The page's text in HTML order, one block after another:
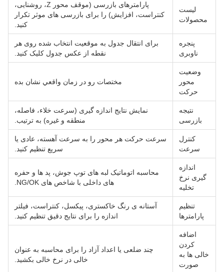
لیست
محصولات
پارامترهای بازرسی (موقف محور Z، روشنایی،
کنتراست، افزایش) را برای بازرسی های موثر تکرار
کنید.
پنجره
ناوبری
برای انتقال جدول به موقعیت انتخاب شده روی هر
نقطه از عکس جدول کلیک کنید.
وضعیت
محور
حرکت
مختصات رو در زمان واقعي نشان بده
نتیجه
بازرسی
نمایش نتایج اندازه گیری (سرعت خلاء، فاصله،
منطقه و غیره) به ترتیب.
کنترل
سرعت
سرعت حرکت هر محور را به سرعت آهسته، عادی یا
سریع تنظیم کنید.
اندازه
گیری نرخ
تخلیه
محاسبه اتوماتیک لبه های توپ جوش، پد ها و حفره
های داخلی با شاخص های NG/OK.
تنظیم
پارامترها
آستانه ی رنگ خاکستری، پیکسل، کنتراست، فیلتر
اندازه را برای نتایج دقیق تنظیم کنید.
اضافه
کردن
خالی ها به
صورت
چند ضلعی یا اعداد آزاد را برای محاسبه به عنوان
خالی در نرخ خالی بکشید.